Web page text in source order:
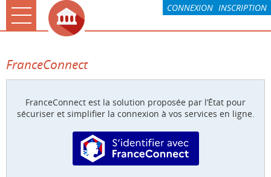
CONNEXION INSCRIPTION
Ouvrir le menu
La CARO & Moi
Paiement
FranceConnect
FranceConnect est la solution proposée par l’État pour
sécuriser et simplifier la connexion à vos services en ligne.
S’identifier avec FranceConnect